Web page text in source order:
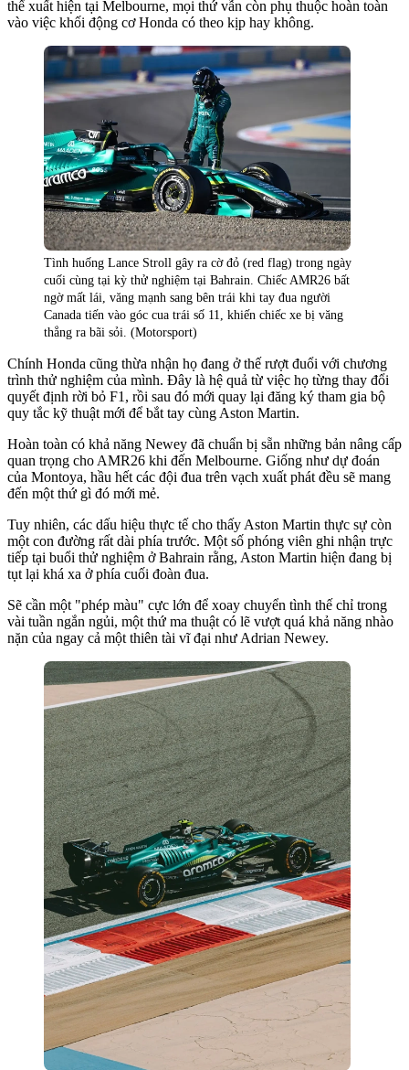
thể xuất hiện tại Melbourne, mọi thứ vẫn còn phụ thuộc hoàn toàn
vào việc khối động cơ Honda có theo kịp hay không.
Tình huống Lance Stroll gây ra cờ đỏ (red flag) trong ngày
cuối cùng tại kỳ thử nghiệm tại Bahrain. Chiếc AMR26 bất
ngờ mất lái, văng mạnh sang bên trái khi tay đua người
Canada tiến vào góc cua trái số 11, khiến chiếc xe bị văng
thẳng ra bãi sỏi. (Motorsport)
Chính Honda cũng thừa nhận họ đang ở thế rượt đuổi với chương
trình thử nghiệm của mình. Đây là hệ quả từ việc họ từng thay đổi
quyết định rời bỏ F1, rồi sau đó mới quay lại đăng ký tham gia bộ
quy tắc kỹ thuật mới để bắt tay cùng Aston Martin.
Hoàn toàn có khả năng Newey đã chuẩn bị sẵn những bản nâng cấp
quan trọng cho AMR26 khi đến Melbourne. Giống như dự đoán
của Montoya, hầu hết các đội đua trên vạch xuất phát đều sẽ mang
đến một thứ gì đó mới mẻ.
Tuy nhiên, các dấu hiệu thực tế cho thấy Aston Martin thực sự còn
một con đường rất dài phía trước. Một số phóng viên ghi nhận trực
tiếp tại buổi thử nghiệm ở Bahrain rằng, Aston Martin hiện đang bị
tụt lại khá xa ở phía cuối đoàn đua.
Sẽ cần một "phép màu" cực lớn để xoay chuyển tình thế chỉ trong
vài tuần ngắn ngủi, một thứ ma thuật có lẽ vượt quá khả năng nhào
nặn của ngay cả một thiên tài vĩ đại như Adrian Newey.